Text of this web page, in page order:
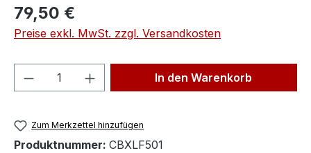
Regulärer Preis:
79,50 €
Preise exkl. MwSt. zzgl. Versandkosten
Produkt Anzahl: Gib denIn den Warenkorb
Zum Merkzettel hinzufügen
Produktnummer: CBXLF501